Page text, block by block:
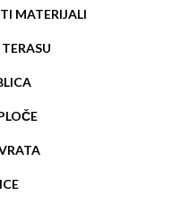
MATERIJALI